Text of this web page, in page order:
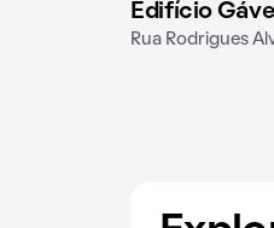
Edifício
Rua Rodrigues